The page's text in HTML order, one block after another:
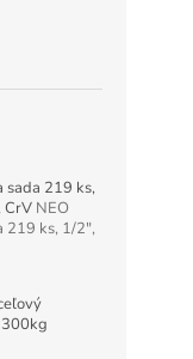
sada 219 ks,
CrV NEO
219 ks, 1/2",